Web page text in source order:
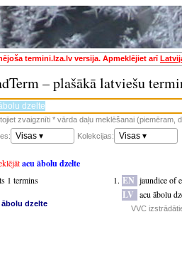
termini.lza.lv versija. Apmeklējiet arī
– plašākā latviešu
zvaigznīti * vārda daļu meklēšanai (piemēram,
Visas ▾ Kolekcijas: Visas ▾
acu ābolu dzelte
1 termins
ābolu dzelte
EN jaundice of
LV acu ābolu
VVC